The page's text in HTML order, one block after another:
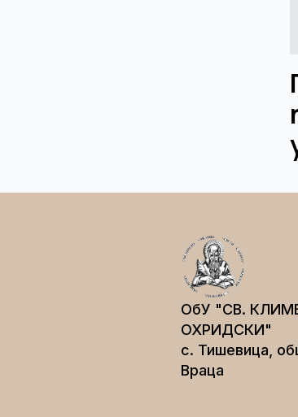
ОбУ "СВ.
ОХРИДСКИ"
с. Тишевица,
Враца